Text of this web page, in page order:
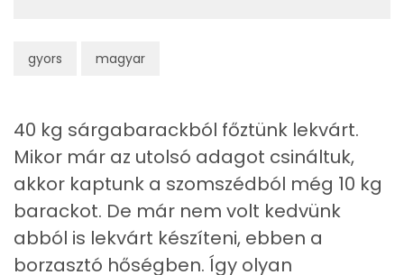
gyors magyar
Telített zsírsav
5 g
Egyszeresen telítetlen zsírsav:
9 g
Többszörösen telítetlen zsírsav
40 kg sárgabarackból főztünk lekvárt.
Mikor már az utolsó adagot csináltuk,
akkor kaptunk a szomszédból még 10 kg
barackot. De már nem volt kedvünk
abból is lekvárt készíteni, ebben a
borzasztó hőségben. Így olyan